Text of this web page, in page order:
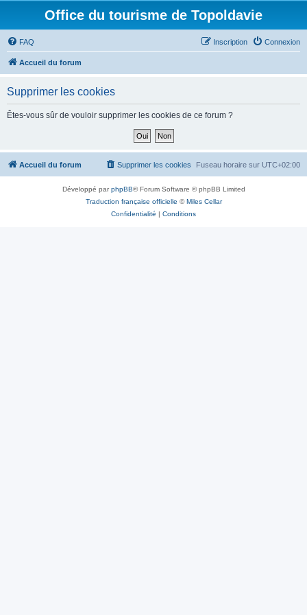
Office du tourisme de Topoldavie
FAQ Connexion
Inscription
Accueil du forum
Supprimer les cookies
Êtes-vous sûr de vouloir supprimer les cookies de ce forum ?
Accueil du forum Fuseau horaire sur UTC+02:00
Supprimer les cookies
Développé parphpBB® Forum Software © phpBB Limited
Traduction française officielle ©Miles Cellar
Confidentialité | Conditions